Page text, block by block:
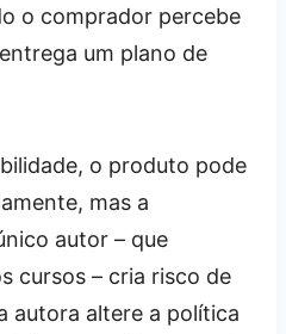
o comprador percebe
um plano de
o produto pode
mas a
autor – que
cursos – cria risco de
autora altere a política